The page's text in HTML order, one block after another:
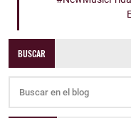
BUSCAR